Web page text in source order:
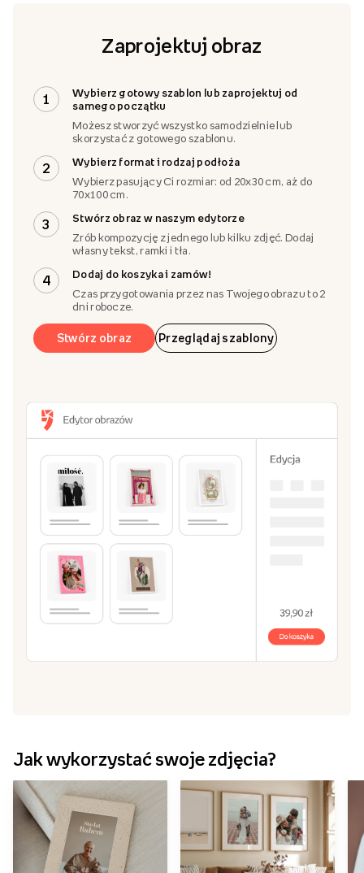
Zaprojektuj obraz
1
Wybierz gotowy szablon lub zaprojektuj od
samego początku
Możesz stworzyć wszystko samodzielnie lub
skorzystać z gotowego szablonu.
2
Wybierz format i rodzaj podłoża
Wybierz pasujący Ci rozmiar: od 20x30 cm, aż do
70x100 cm.
3
Stwórz obraz w naszym edytorze
Zrób kompozycję z jednego lub kilku zdjęć. Dodaj
własny tekst, ramki i tła.
4
Dodaj do koszyka i zamów!
Czas przygotowania przez nas Twojego obrazu to 2
dni robocze.
Stwórz obraz Przeglądaj szablony
Jak wykorzystać swoje zdjęcia?